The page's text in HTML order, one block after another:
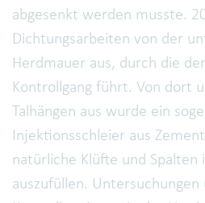
abgesenkt werden musste.
Dichtungsarbeiten von der
Herdmauer aus, durch die
Kontrollgang führt. Von dort
Talhängen aus wurde ein
Injektionsschleier aus
natürliche Klüfte und Spalten
auszufüllen. Untersuchungen